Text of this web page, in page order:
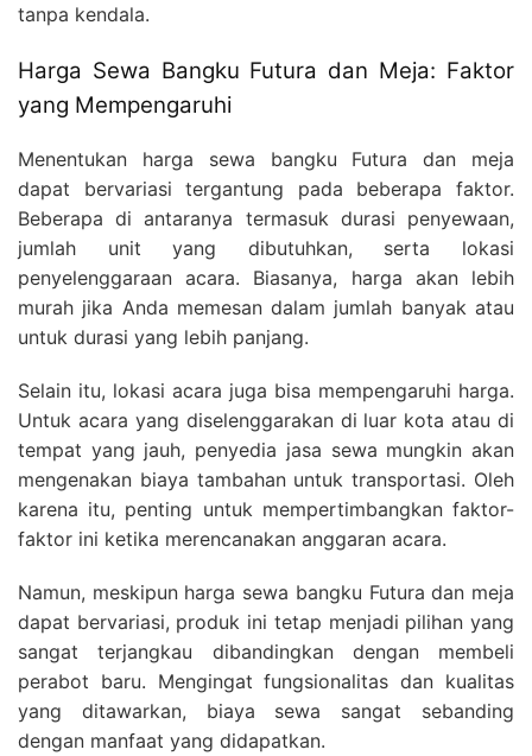
tanpa kendala.
Harga Sewa Bangku Futura dan Meja: Faktor
yang Mempengaruhi
Menentukan harga sewa bangku Futura dan meja
dapat bervariasi tergantung pada beberapa faktor.
Beberapa di antaranya termasuk durasi penyewaan,
jumlah unit yang dibutuhkan, serta lokasi
penyelenggaraan acara. Biasanya, harga akan lebih
murah jika Anda memesan dalam jumlah banyak atau
untuk durasi yang lebih panjang.
Selain itu, lokasi acara juga bisa mempengaruhi harga.
Untuk acara yang diselenggarakan di luar kota atau di
tempat yang jauh, penyedia jasa sewa mungkin akan
mengenakan biaya tambahan untuk transportasi. Oleh
karena itu, penting untuk mempertimbangkan faktor-
faktor ini ketika merencanakan anggaran acara.
Namun, meskipun harga sewa bangku Futura dan meja
dapat bervariasi, produk ini tetap menjadi pilihan yang
sangat terjangkau dibandingkan dengan membeli
perabot baru. Mengingat fungsionalitas dan kualitas
yang ditawarkan, biaya sewa sangat sebanding
dengan manfaat yang didapatkan.